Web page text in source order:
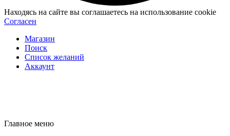
Находясь на сайте вы соглашаетесь на использование cookie
Согласен
Магазин
Поиск
Список желаний
Аккаунт
Главное меню